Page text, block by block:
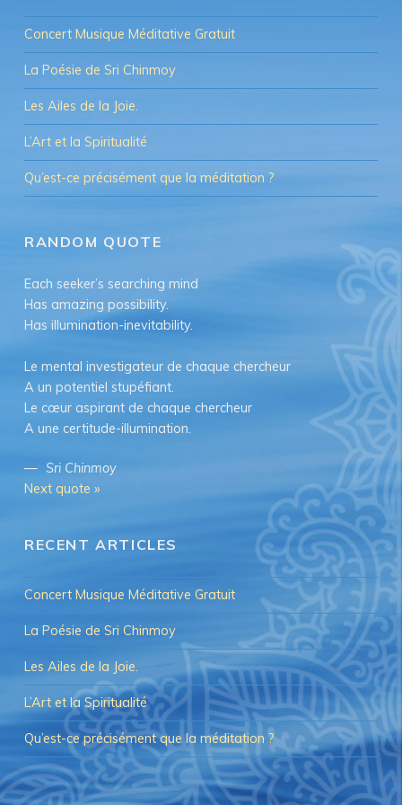
Concert Musique Méditative Gratuit
La Poésie de Sri Chinmoy
Les Ailes de la Joie.
L’Art et la Spiritualité
Qu’est-ce précisément que la méditation ?
RANDOM QUOTE
Each seeker’s searching mind
Has amazing possibility.
Has illumination-inevitability.
Le mental investigateur de chaque chercheur
A un potentiel stupéfiant.
Le cœur aspirant de chaque chercheur
A une certitude-illumination.
— Sri Chinmoy
Next quote »
RECENT ARTICLES
Concert Musique Méditative Gratuit
La Poésie de Sri Chinmoy
Les Ailes de la Joie.
L’Art et la Spiritualité
Qu’est-ce précisément que la méditation ?